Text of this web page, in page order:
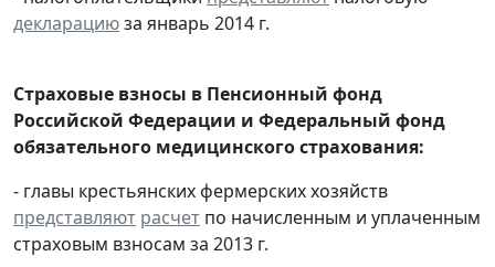
декларациюза январь 2014 г.
Страховые взносы в Пенсионный фонд
Российской Федерации и Федеральный фонд
обязательного медицинского страхования:
- главы крестьянских фермерских хозяйств
представляют расчет по начисленным и уплаченным
страховым взносам за 2013 г.